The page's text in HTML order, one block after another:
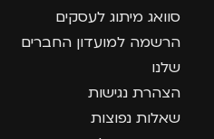
סוואג מיתוג לעסקים
הרשמה למועדון החברים
שלנו
הצהרת נגישות
שאלות נפוצות